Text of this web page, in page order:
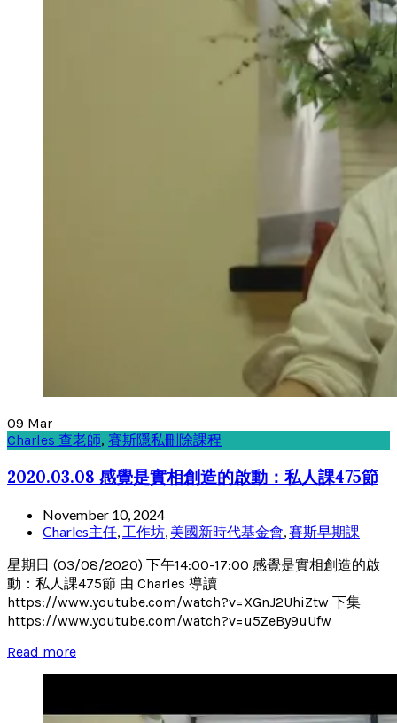
09 Mar
Charles 查老師, 賽斯隱私刪除課程
2020.03.08 感覺是實相創造的啟動：私人課475節
November 10, 2024
Charles主任, 工作坊, 美國新時代基金會,賽斯早期課
星期日 (03/08/2020) 下午14:00-17:00 感覺是實相創造的啟
動：私人課475節 由 Charles 導讀
https://www.youtube.com/watch?v=XGnJ2UhiZtw 下集
https://www.youtube.com/watch?v=u5ZeBy9uUfw
Read more